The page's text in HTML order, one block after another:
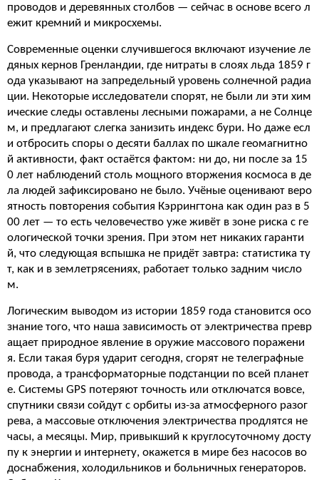
проводов и деревянных столбов — сейчас в основе всего л
ежит кремний и микросхемы.
Современные оценки случившегося включают изучение ле
дяных кернов Гренландии, где нитраты в слоях льда 1859 г
ода указывают на запредельный уровень солнечной радиа
ции. Некоторые исследователи спорят, не были ли эти хим
ические следы оставлены лесными пожарами, а не Солнце
м, и предлагают слегка занизить индекс бури. Но даже есл
и отбросить споры о десяти баллах по шкале геомагнитно
й активности, факт остаётся фактом: ни до, ни после за 15
0 лет наблюдений столь мощного вторжения космоса в де
ла людей зафиксировано не было. Учёные оценивают веро
ятность повторения события Кэррингтона как один раз в 5
00 лет — то есть человечество уже живёт в зоне риска с ге
ологической точки зрения. При этом нет никаких гаранти
й, что следующая вспышка не придёт завтра: статистика ту
т, как и в землетрясениях, работает только задним число
м.
Логическим выводом из истории 1859 года становится осо
знание того, что наша зависимость от электричества превр
ащает природное явление в оружие массового поражени
я. Если такая буря ударит сегодня, сгорят не телеграфные
провода, а трансформаторные подстанции по всей планет
е. Системы GPS потеряют точность или отключатся вовсе,
спутники связи сойдут с орбиты из-за атмосферного разог
рева, а массовые отключения электричества продлятся не
часы, а месяцы. Мир, привыкший к круглосуточному досту
пу к энергии и интернету, окажется в мире без насосов во
доснабжения, холодильников и больничных генераторов.